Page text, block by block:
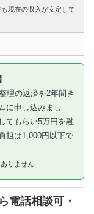
現在の収入が安定して
理の返済を2年間き
に申し込みまし
てもらい5万円を融
担は1,000円以下で
りません
電話相談可・